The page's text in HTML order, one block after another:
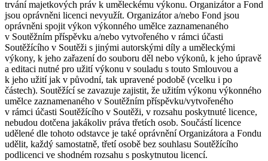
trvání majetkových práv k uměleckému výkonu. Organizátor a Fond
jsou oprávněni licenci nevyužít. Organizátor a/nebo Fond jsou
oprávněni spojit výkon výkonného umělce zaznamenaného
v Soutěžním příspěvku a/nebo vytvořeného v rámci účasti
Soutěžícího v Soutěži s jinými autorskými díly a uměleckými
výkony, k jeho zařazení do souboru děl nebo výkonů, k jeho úpravě
a editaci nutné pro užití výkonu v souladu s touto Smlouvou a
k jeho užití jak v původní, tak upravené podobě (vcelku i po
částech). Soutěžící se zavazuje zajistit, že užitím výkonu výkonného
umělce zaznamenaného v Soutěžním příspěvku/vytvořeného
v rámci účasti Soutěžícího v Soutěži, v rozsahu poskytnuté licence,
nebudou dotčena jakákoliv práva třetích osob. Součástí licence
udělené dle tohoto odstavce je také oprávnění Organizátora a Fondu
udělit, každý samostatně, třetí osobě bez souhlasu Soutěžícího
podlicenci ve shodném rozsahu s poskytnutou licencí.